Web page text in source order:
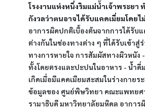
โรงงานแห่งหนึ่งริมแม่น้ำเจ้าพระยา
กังวลว่าตนอาจได้รับแคดเมี่ยมโดยไ
อาการผิดปกติเบื้องต้นจากการได้รับ
ต่างกันในช่องทางต่าง ๆ ที่ได้รับเข้าสู่
ทางการหายใจ การสัมผัสทางผิวหนัง
ทั้งโดยตรงและปะปนในอาหาร - น้ำดื่
เกิดเมื่อมีแคดเมียมสะสมในร่างกายร
ข้อมูลของ ศูนย์พิษวิทยา คณะแพทยศ
รามาธิบดี มหาวิทยาลัยมหิดล อาการ